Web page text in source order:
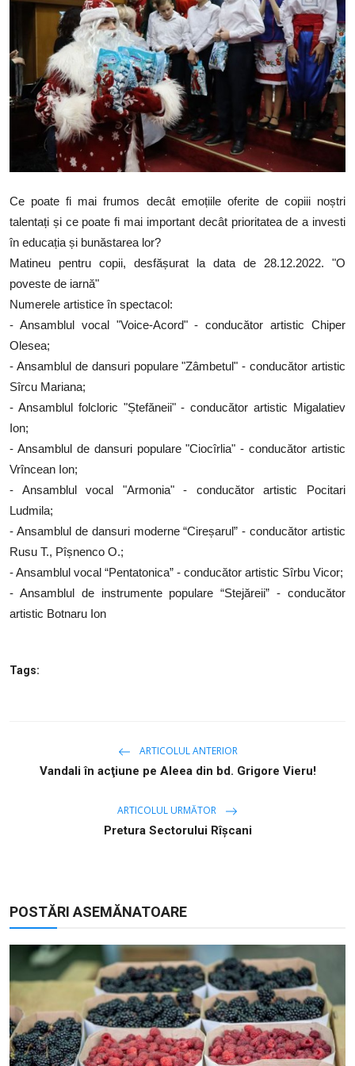
SERVICII
Sectorul Rîșcani
Căutați pe Internet
Ce poate fi mai frumos decât emoțiile oferite de copiii noștri
talentați și ce poate fi mai important decât prioritatea de a investi
în educația și bunăstarea lor?
Matineu pentru copii, desfășurat la data de 28.12.2022. "O
poveste de iarnă"
Numerele artistice în spectacol:
- Ansamblul vocal "Voice-Acord" - conducător artistic Chiper
Olesea;
- Ansamblul de dansuri populare "Zâmbetul" - conducător artistic
Sîrcu Mariana;
- Ansamblul folcloric "Ștefăneii" - conducător artistic Migalatiev
Ion;
- Ansamblul de dansuri populare "Ciocîrlia" - conducător artistic
Vrîncean Ion;
- Ansamblul vocal "Armonia" - conducător artistic Pocitari
Ludmila;
- Ansamblul de dansuri moderne “Cireșarul” - conducător artistic
Rusu T., Pîșnenco O.;
- Ansamblul vocal “Pentatonica” - conducător artistic Sîrbu Vicor;
- Ansamblul de instrumente populare “Stejăreii” - conducător
artistic Botnaru Ion
Tags:
ARTICOLUL ANTERIOR
Vandali în acţiune pe Aleea din bd. Grigore Vieru!
ARTICOLUL URMĂTOR
Pretura Sectorului Rîșcani
POSTĂRI ASEMĂNATOARE